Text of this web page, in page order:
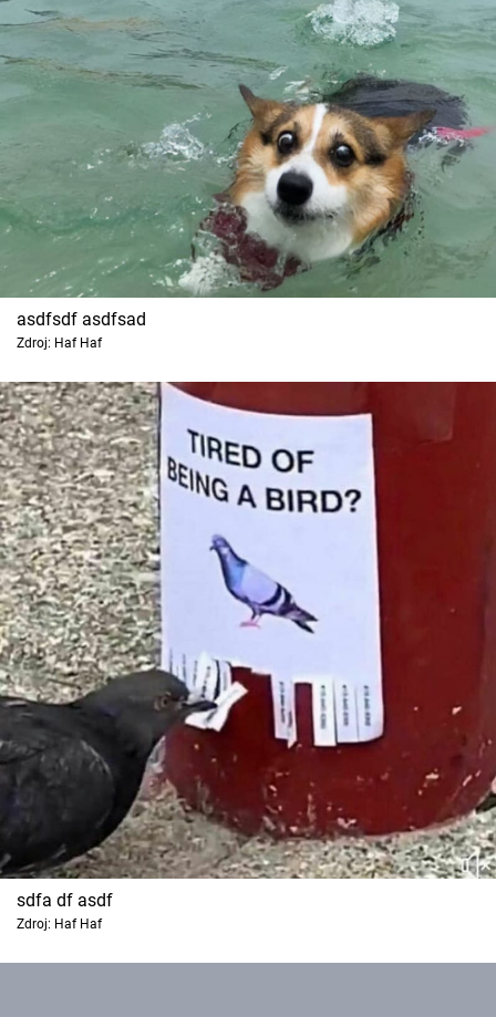
Cool Esport
Pořady
Přihlášení
Sledujte nás
asdfsdf asdfsad
Zdroj: Haf Haf
sdfa df asdf
Zdroj: Haf Haf